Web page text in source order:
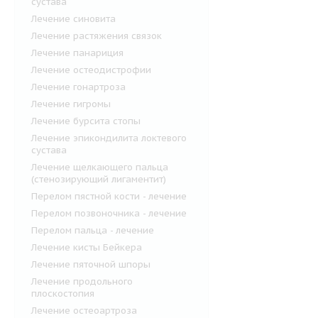
Лечение синовита
Лечение растяжения связок
Лечение панариция
Лечение остеодистрофии
Лечение гонартроза
Лечение гигромы
Лечение бурсита стопы
Лечение эпикондилита локтевого
сустава
Лечение щелкающего пальца
(стенозирующий лигаментит)
Перелом пястной кости - лечение
Перелом позвоночника - лечение
Перелом пальца - лечение
Лечение кисты Бейкера
Лечение пяточной шпоры
Лечение продольного
плоскостопия
Лечение остеоартроза